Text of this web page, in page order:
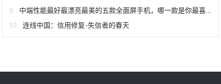
中端性能最好最漂亮最美的五款全面屏手机，哪一款是你最喜欢的？
连线中国：信用修复-失信者的春天